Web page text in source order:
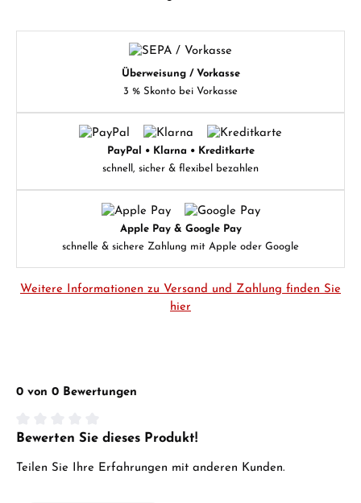
Überweisung / Vorkasse
3 % Skonto bei Vorkasse
PayPal • Klarna • Kreditkarte
schnell, sicher & flexibel bezahlen
Apple Pay & Google Pay
schnelle & sichere Zahlung mit Apple oder Google
Weitere Informationen zu Versand und Zahlung finden Sie
hier
0 von 0 Bewertungen
Durchschnittliche Bewertung von 0 von 5 Sternen
Bewerten Sie dieses Produkt!
Teilen Sie Ihre Erfahrungen mit anderen Kunden.